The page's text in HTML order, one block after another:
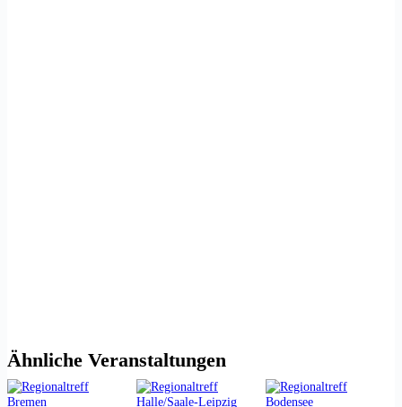
Ähnliche Veranstaltungen